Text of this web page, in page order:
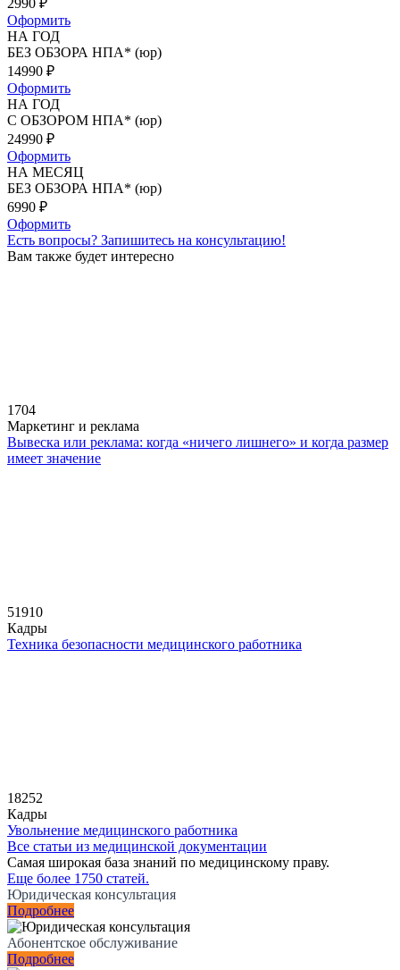
2990 ₽
Оформить
НА ГОД
БЕЗ ОБЗОРА НПА* (юр)
14990 ₽
Оформить
НА ГОД
С ОБЗОРОМ НПА* (юр)
24990 ₽
Оформить
НА МЕСЯЦ
БЕЗ ОБЗОРА НПА* (юр)
6990 ₽
Оформить
Есть вопросы? Запишитесь на консультацию!
Вам также будет интересно
1704
Маркетинг и реклама
Вывеска или реклама: когда «ничего лишнего» и когда размер
имеет значение
51910
Кадры
Техника безопасности медицинского работника
18252
Кадры
Увольнение медицинского работника
Все статьи из медицинской документации
Самая широкая база знаний по медицинскому праву.
Еще более 1750 статей.
Юридическая консультация
Подробнее
Абонентское обслуживание
Подробнее